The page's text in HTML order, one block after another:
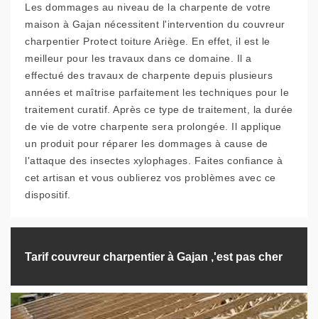
Les dommages au niveau de la charpente de votre
maison à Gajan nécessitent l'intervention du couvreur
charpentier Protect toiture Ariège. En effet, il est le
meilleur pour les travaux dans ce domaine. Il a
effectué des travaux de charpente depuis plusieurs
années et maîtrise parfaitement les techniques pour le
traitement curatif. Après ce type de traitement, la durée
de vie de votre charpente sera prolongée. Il applique
un produit pour réparer les dommages à cause de
l'attaque des insectes xylophages. Faites confiance à
cet artisan et vous oublierez vos problèmes avec ce
dispositif.
Tarif couvreur charpentier à Gajan ,'est pas cher